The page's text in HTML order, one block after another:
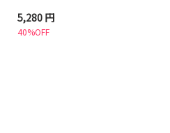
5,280 円
40%OFF